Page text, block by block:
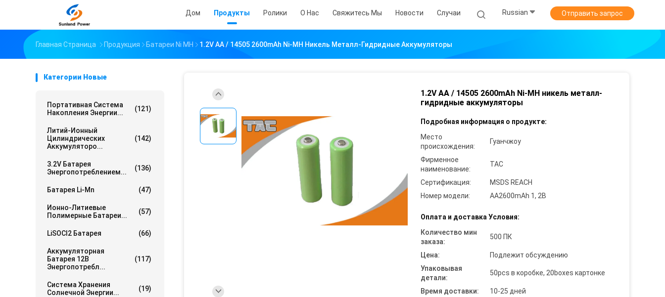
Дом Продукты Ролики О Нас Свяжитесь Мы Новости Случаи Russian Отправить запрос
Главная Страница Продукция Батареи Ni MH 1.2V AA / 14505 2600mAh Ni-MH Никель Металл-Гидридные Аккумуляторы
Категории Новые
Портативная Система
Накопления Энергии...
(121)
Литий-Ионный
Цилиндрических
Аккумуляторо...
(142)
3.2V Батарея
Энергопотреблением...
(136)
Батарея Li-Mn (47)
Ионно-Литиевые
Полимерные Батареи...
(57)
LiSOCl2 Батарея (66)
Аккумуляторная
Батарея 12В
Энергопотребл...
(117)
Система Хранения
Солнечной Энергии...
(19)
1.2V AA / 14505 2600mAh Ni-MH никель металл-
гидридные аккумуляторы
Подробная информация о продукте:
Место
происхождения:
Гуанчжоу
Фирменное
наименование:
TAC
Сертификация:
MSDS REACH
Номер модели:
AA2600mAh 1, 2В
Оплата и доставка Условия:
Количество мин
заказа:
500 ПК
Цена:
Подлежит обсуждению
Упаковывая
детали:
50pcs в коробке, 20boxes картонке
Время доставки:
10-25 дней